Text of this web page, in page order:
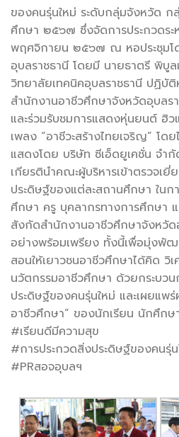
ของคนรุ่นใหม่ ระดับกลุ่มจังหวัด ก
ศึกษา ๒๕๖๗ ซึ่งจัดการประกวดร
พฤศจิกายน ๒๕๖๗ ณ หอประชุมโ
อุบลราชธานี โดยมี นายธาตรี พิบู
วิทยาลัยเทคนิคอุบลราชธานี ปฏิบั
สำนักงานอาชีวศึกษาจังหวัดอุบลร
และร่วมรับชมการแสดงหุ่นยนต์ ฮิ
เพลง “อาชีวะสร้างไทยเจริญ” โด
แสดงโดย บริษัท ซีเอ็ดยูเคชั่น จำ
เกียรตินำคณะผู้บริหารเข้าตรวจเ
ประดิษฐ์ของแต่ละสถานศึกษา ใน
ศึกษา ครู บุคลากรทางการศึกษา
สังกัดสำนักงานอาชีวศึกษาจังหวัด
อย่างพร้อมเพรียง ทั้งนี้เพื่อมุ่งพั
สอนให้เยาวชนอาชีวศึกษาได้คิด วิ
นวัตกรรมอาชีวศึกษา ด้วยกระบว
ประดิษฐ์ของคนรุ่นใหม่ และเผยแ
อาชีวศึกษา” ของนักเรียน นักศึกษ
#เรียนดีมีความสุข
#การประกวดสิ่งประดิษฐ์ของคนรุ่
#PRสอจอุบลฯ